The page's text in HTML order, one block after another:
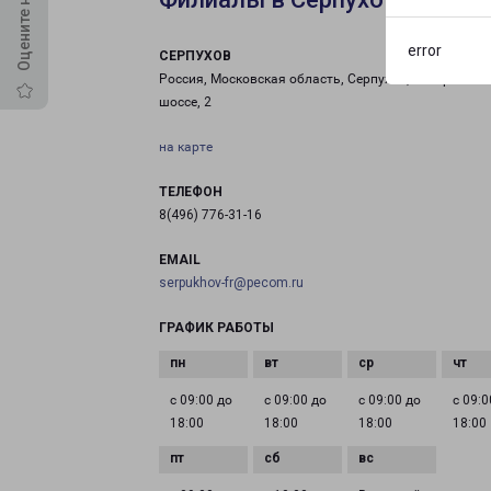
error
СЕРПУХОВ
Россия, Московская область, Серпухов, Северное
шоссе, 2
на карте
ТЕЛЕФОН
8(496) 776-31-16
EMAIL
serpukhov-fr@pecom.ru
ГРАФИК РАБОТЫ
с 09:00 до
18:00
с 09:00 до
18:00
с 09:00 до
18:00
с
18:00